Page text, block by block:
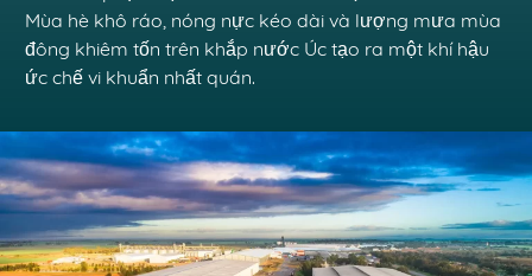
Mùa hè khô ráo, nóng nực kéo dài và lượng mưa mùa
đông khiêm tốn trên khắp nước Úc tạo ra một khí hậu
ức chế vi khuẩn nhất quán.